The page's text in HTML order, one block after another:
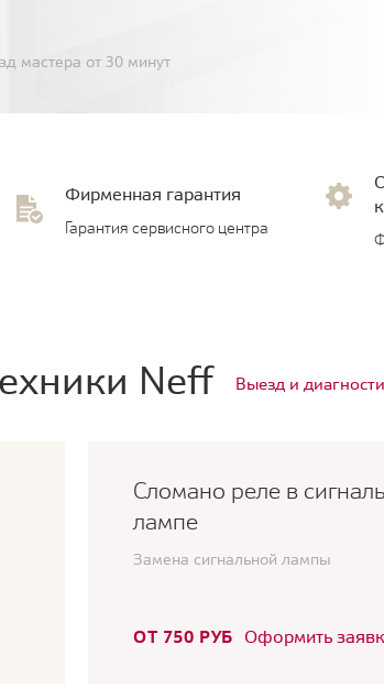
мастера от 30 минут
Фирменная гарантия
Гарантия сервисного центра
Neff Выезд и
Сломано реле в
лампе
Замена сигнальной лампы
ОТ 750 РУБ Оформить